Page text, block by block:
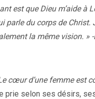
est que Dieu m’aide à
parle du corps de Christ.
la même vision. » -
cœur d’une femme est
prie selon ses désirs,